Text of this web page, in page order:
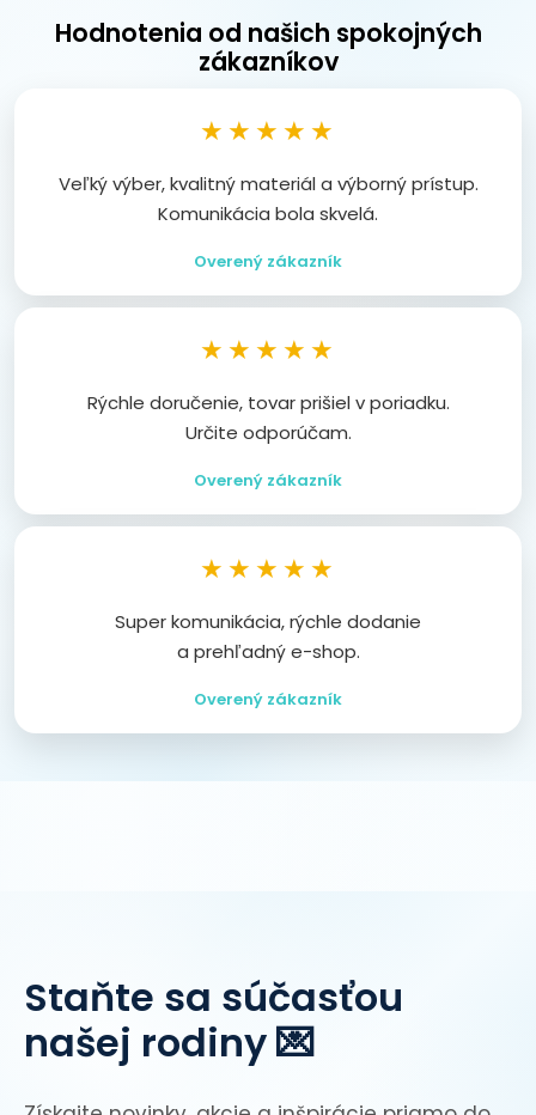
Hodnotenia od našich spokojných
zákazníkov
★★★★★
Veľký výber, kvalitný materiál a výborný prístup.
Komunikácia bola skvelá.
Overený zákazník
★★★★★
Rýchle doručenie, tovar prišiel v poriadku.
Určite odporúčam.
Overený zákazník
★★★★★
Super komunikácia, rýchle dodanie
a prehľadný e-shop.
Overený zákazník
Staňte sa súčasťou
našej rodiny 💌